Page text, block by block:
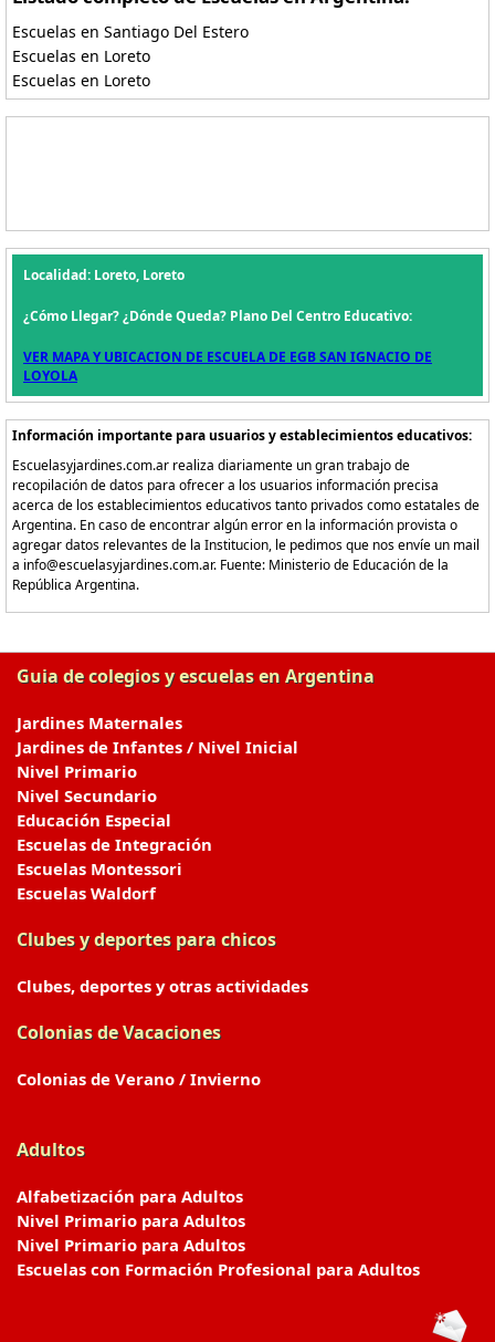
Escuelas en Santiago Del Estero
Escuelas en Loreto
Escuelas en Loreto
Localidad: Loreto, Loreto
¿Cómo Llegar? ¿Dónde Queda? Plano Del Centro Educativo:
VER MAPA Y UBICACION DE ESCUELA DE EGB SAN IGNACIO DE
LOYOLA
Información importante para usuarios y establecimientos educativos:
Escuelasyjardines.com.ar realiza diariamente un gran trabajo de
recopilación de datos para ofrecer a los usuarios información precisa
acerca de los establecimientos educativos tanto privados como estatales de
Argentina. En caso de encontrar algún error en la información provista o
agregar datos relevantes de la Institucion, le pedimos que nos envíe un mail
a info@escuelasyjardines.com.ar. Fuente: Ministerio de Educación de la
República Argentina.
Guia de colegios y escuelas en Argentina
Jardines Maternales
Jardines de Infantes / Nivel Inicial
Nivel Primario
Nivel Secundario
Educación Especial
Escuelas de Integración
Escuelas Montessori
Escuelas Waldorf
Clubes y deportes para chicos
Clubes, deportes y otras actividades
Colonias de Vacaciones
Colonias de Verano / Invierno
Adultos
Alfabetización para Adultos
Nivel Primario para Adultos
Nivel Primario para Adultos
Escuelas con Formación Profesional para Adultos